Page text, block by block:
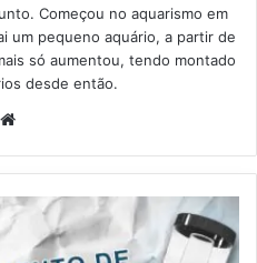
Começou no aquarismo em
um pequeno aquário, a partir de
só aumentou, tendo montado
desde então.
Website